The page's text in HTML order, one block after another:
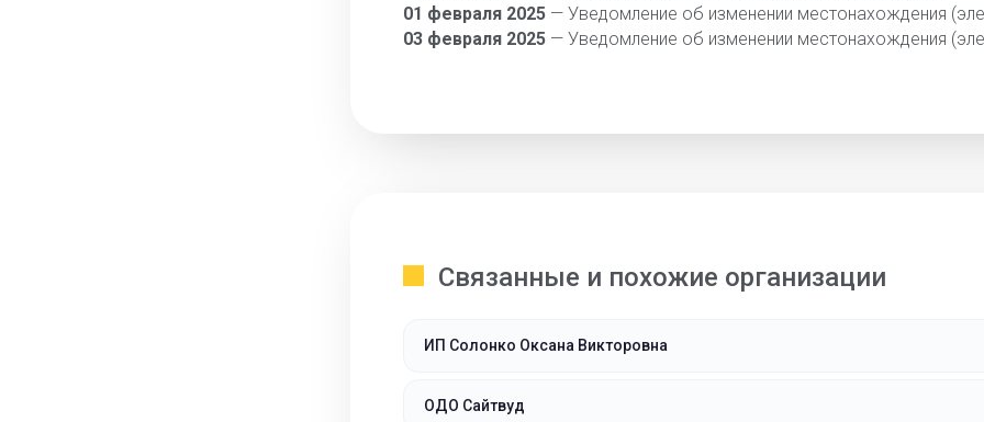
01 февраля 2025— Уведомление об изменении местонахождения
03 февраля 2025— Уведомление об изменении местонахождения
Связанные и похожие организации
ИП Солонко Оксана Викторовна
ОДО Сайтвуд